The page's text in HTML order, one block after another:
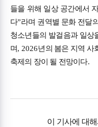
들을 위해 일상 공간에서
다”라며 권역별 문화 전달
청소년들의 발걸음과 일상
며, 2026년의 봄은 지역 사
축제의 장이 될 전망이다.
이 기사에 대